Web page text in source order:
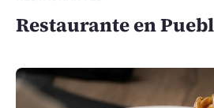
Restaurante en